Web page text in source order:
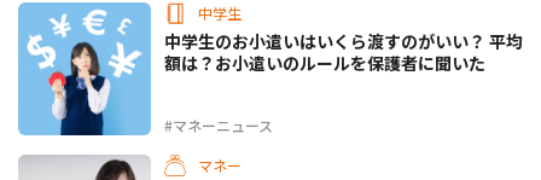
中学生
#マネーニュース
中学生のお小遣いはいくら渡すのがいい？ 平均
額は？お小遣いのルールを保護者に聞いた
マネー